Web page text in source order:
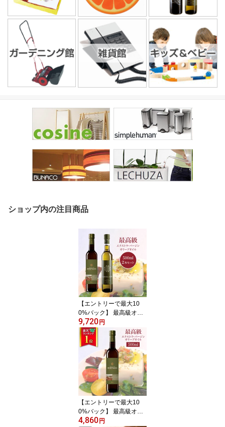
ショップ内の注目商品
【エントリーで最大10
0%バック】 最高級オリ
ーブオイル キンタ・ド・
ビスパード・リザーブ(Q
uinta do Bispado Reserv
a)＆キンタ・ド・コア(Q
uinta do Coa) 各500ml 2
本セット
9,720 円
【エントリーで最大10
0%バック】 最高級オリ
ーブオイル キンタ・ド・
4,860 円